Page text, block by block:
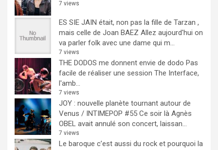
7 views
ES SIE JAIN était, non pas la fille de Tarzan ,
mais celle de Joan BAEZ Allez aujourd'hui on
va parler folk avec une dame qui m...
7 views
THE DODOS me donnent envie de dodo Pas
facile de réaliser une session The Interface,
l'amb...
7 views
JOY : nouvelle planète tournant autour de
Venus / INTIMEPOP #55 Ce soir là Agnès
OBEL avait annulé son concert, laissan...
7 views
Le baroque c’est aussi du rock et pourquoi la